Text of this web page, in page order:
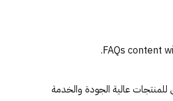
FAQs content
للمنتجات عالية الجودة والخدمة